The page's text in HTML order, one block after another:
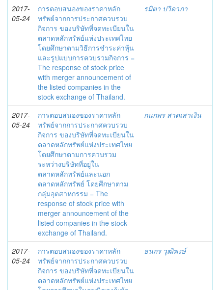
2017-
05-24
การตอบสนองของราคาหลัก
ทรัพย์จากการประกาศควบรวบ
กิจการ ของบริษัทที่จดทะเบียนใน
ตลาดหลักทรัพย์แห่งประเทศไทย
โดยศึกษาตามวิธีการชำระค่าหุ้น
และรูปแบบการควบรวมกิจการ =
The response of stock price
with merger announcement of
the listed companies in the
stock exchange of Thailand.
รมิตา ปวิดาภา
2017-
05-24
การตอบสนองของราคาหลัก
ทรัพย์จากการประกาศควบรวบ
กิจการ ของบริษัทที่จดทะเบียนใน
ตลาดหลักทรัพย์แห่งประเทศไทย
โดยศึกษาตามการควบรวม
ระหว่างบริษัทที่อยู่ใน
ตลาดหลักทรัพย์และนอก
ตลาดหลักทรัพย์ โดยศึกษาตาม
กลุ่มอุตสาหกรรม = The
response of stock price with
merger announcement of the
listed companies in the stock
exchange of Thailand.
กนกพร สาดเสาเงิน
2017-
05-24
การตอบสนองของราคาหลัก
ทรัพย์จากการประกาศควบรวบ
กิจการ ของบริษัทที่จดทะเบียนใน
ตลาดหลักทรัพย์แห่งประเทศไทย
ธนกร วุฒิพงษ์